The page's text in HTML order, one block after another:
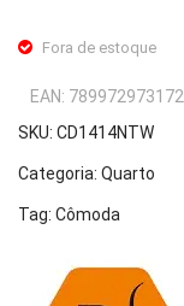
Fora de estoque
SKU: CD1414NTW
Categoria: Quarto
Tag: Cômoda
EAN: